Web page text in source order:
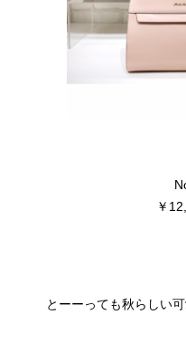
￥
とーーっても秋らしい